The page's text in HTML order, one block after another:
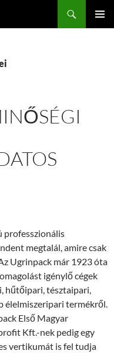
professzionális
megtalál, amire csak
Ugrinpack már 1923 óta
igénylő cégek
hűtőipari, tésztaipari,
élelmiszeripari termékről.
Első Magyar
Kft.-nek pedig egy
vertikumát is fel tudja